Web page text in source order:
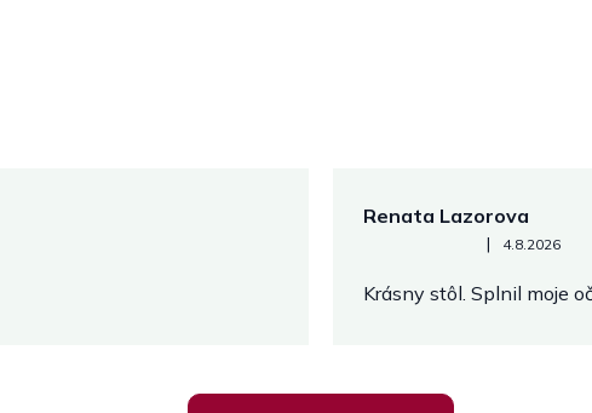
Renata Lazorova
Hodnotenie obchodu je 5 z
| 4.8.2026
Krásny stôl. Splnil moje